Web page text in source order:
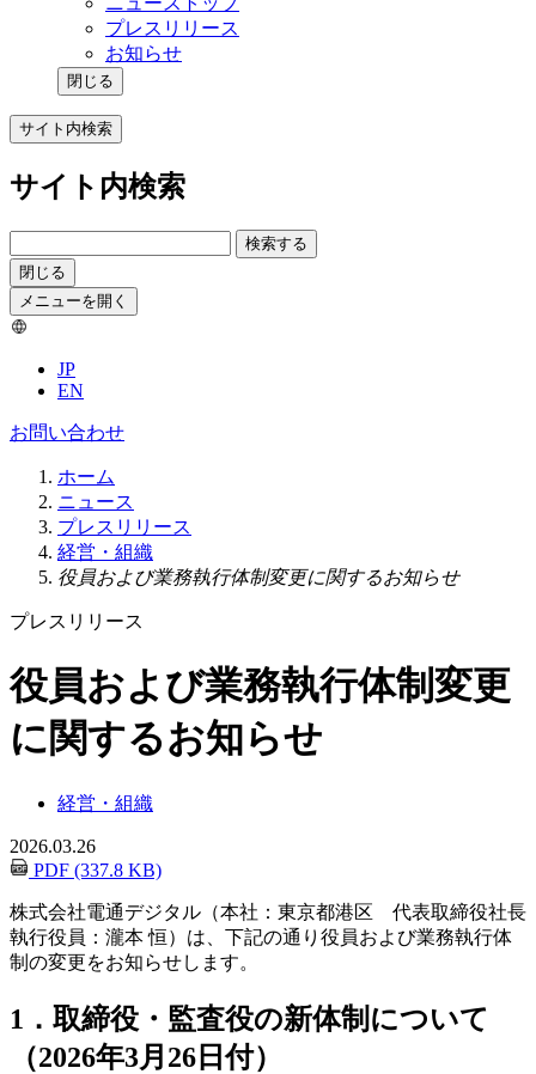
プレスリリース
お知らせ
閉じる
サイト内検索
サイト内検索
検索する
閉じる
メニューを開く
JP
EN
お問い合わせ
ホーム
ニュース
プレスリリース
経営・組織
役員および業務執行体制変更に関するお知らせ
プレスリリース
役員および業務執行体制変更
に関するお知らせ
経営・組織
2026.03.26
PDF (337.8 KB)
株式会社電通デジタル（本社：東京都港区 代表取締役社長
執行役員：瀧本 恒）は、下記の通り役員および業務執行体
制の変更をお知らせします。
1．取締役・監査役の新体制について
（2026年3月26日付）